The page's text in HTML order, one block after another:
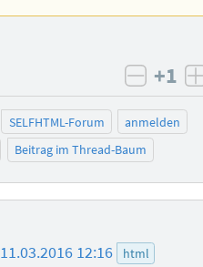
+1
SELFHTML-Forum
anmelden
Beitrag im Thread-Baum
11.03.2016 12:16
html